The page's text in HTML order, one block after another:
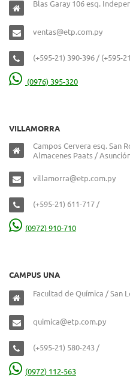
Blas Garay 106 esq.
ventas@etp.com.py
(+595-21) 390-396 / (+595-
(0976) 395-320
VILLAMORRA
Campos Cervera esq. San
Almacenes Paats /
villamorra@etp.com.py
(+595-21) 611-717 /
(0972) 910-710
CAMPUS UNA
Facultad de Química / San
quimica@etp.com.py
(+595-21) 580-243 /
(0972) 112-563